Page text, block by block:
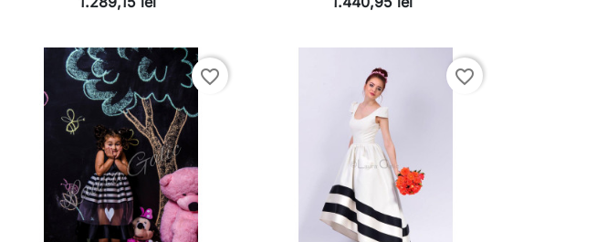
favorite_border favorite_border